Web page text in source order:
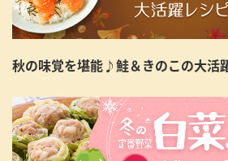
秋の味覚を堪能♪鮭＆きのこの大活